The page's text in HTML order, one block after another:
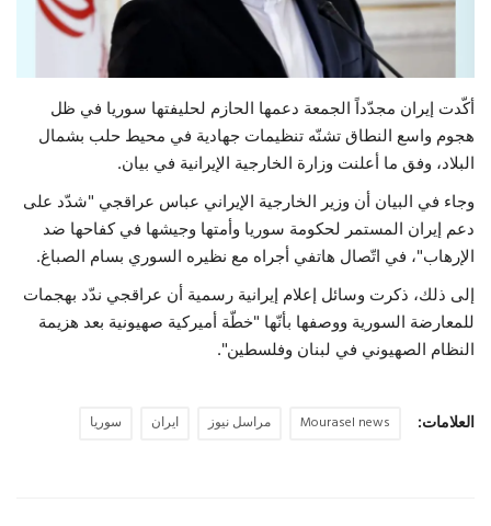
أكّدت إيران مجدّداً الجمعة دعمها الحازم لحليفتها سوريا في ظل
هجوم واسع النطاق تشنّه تنظيمات جهادية في محيط حلب بشمال
البلاد، وفق ما أعلنت وزارة الخارجية الإيرانية في بيان.
وجاء في البيان أن وزير الخارجية الإيراني عباس عراقجي "شدّد على
دعم إيران المستمر لحكومة سوريا وأمتها وجيشها في كفاحها ضد
الإرهاب"، في اتّصال هاتفي أجراه مع نظيره السوري بسام الصباغ.
إلى ذلك، ذكرت وسائل إعلام إيرانية رسمية أن عراقجي ندّد بهجمات
للمعارضة السورية ووصفها بأنّها "خطّة أميركية صهيونية بعد هزيمة
النظام الصهيوني في لبنان وفلسطين".
العلامات: Mourasel news مراسل نيوز ايران سوريا